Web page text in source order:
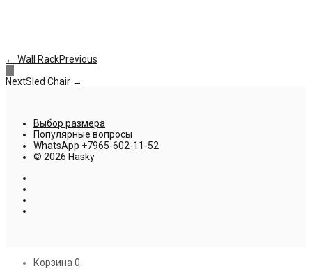
← Wall RackPrevious
NextSled Chair →
Выбор размера
Популярные вопросы
WhatsApp +7965-602-11-52
© 2026 Hasky
Корзина 0